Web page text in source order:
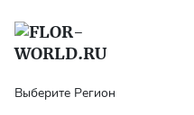
Выберите Регион
Цветы поштучно
Букеты до 2500